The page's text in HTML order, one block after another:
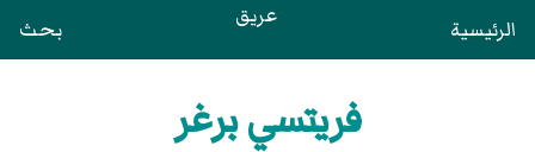
الرئيسية عريق بحث
فريتسي برغر